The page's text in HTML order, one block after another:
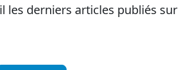
les derniers articles publiés sur